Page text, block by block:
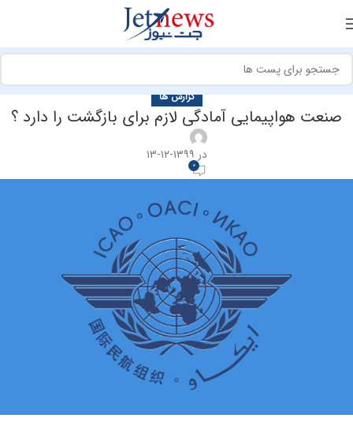
گزارش ها
صنعت هواپیمایی آمادگی لازم برای بازگشت را دارد ؟
در ۱۳۹۹-۱۲-۱۳
0